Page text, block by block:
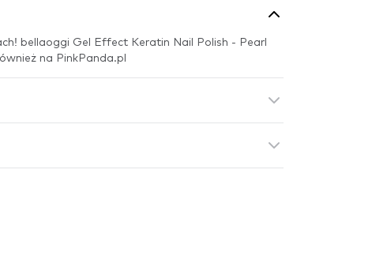
bellaoggi Gel Effect Keratin Nail Polish - Pearl
na PinkPanda.pl